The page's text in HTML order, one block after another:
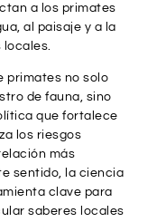
a los primates
al paisaje y a la
primates no solo
de fauna, sino
que fortalece
los riesgos
más
sentido, la ciencia
clave para
saberes locales